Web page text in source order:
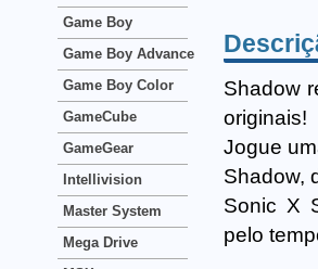
Shadow
originais!
Jogue
Shadow,
Sonic X
pelo
Game Boy
Game Boy Advance
Game Boy Color
GameCube
GameGear
Intellivision
Master System
Mega Drive